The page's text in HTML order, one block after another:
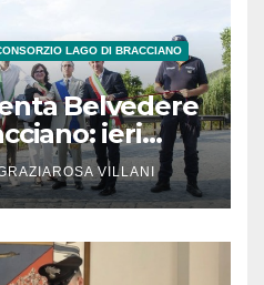
LAGO DI BRACCIANO
Belvedere
ieri
VILLANI